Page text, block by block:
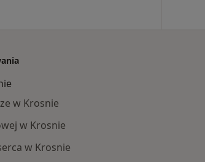
w Krosnie
w Krosnie
w Krosnie